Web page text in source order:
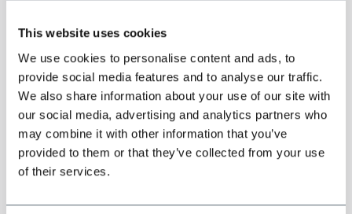
This website uses cookies
We use cookies to personalise content and ads, to
provide social media features and to analyse our traffic.
We also share information about your use of our site with
our social media, advertising and analytics partners who
may combine it with other information that you’ve
provided to them or that they’ve collected from your use
of their services.
* Los artículos hechos a medidano se pueden cambiar ni devolver
Mida con cuidado el tamaño correcto del traje. Si no tiene seguridad de
esto, hágalo medir por un sastre o por un sastre ambulante.
Especificaciones
Color: Azul marino.